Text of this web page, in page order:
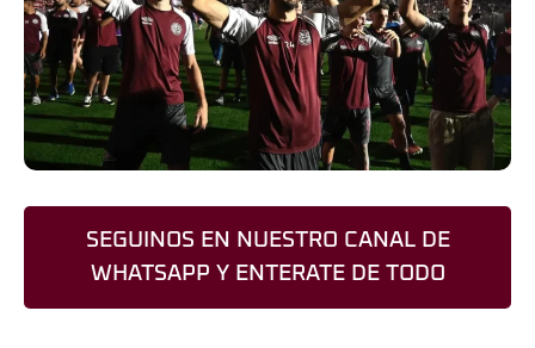
SEGUINOS EN NUESTRO CANAL DE
WHATSAPP Y ENTERATE DE TODO